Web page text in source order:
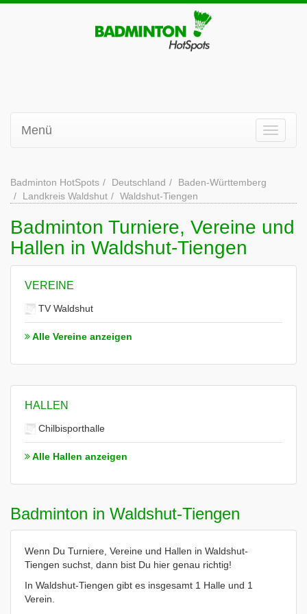
Menü
Badminton HotSpots Deutschland
Baden-Württemberg
Landkreis Waldshut
Waldshut-Tiengen
Badminton Turniere, Vereine und
Hallen in Waldshut-Tiengen
VEREINE
TV Waldshut
Alle Vereine anzeigen
HALLEN
Chilbisporthalle
Alle Hallen anzeigen
Badminton in Waldshut-Tiengen
Wenn Du Turniere, Vereine und Hallen in Waldshut-
Tiengen suchst, dann bist Du hier genau richtig!
In Waldshut-Tiengen gibt es insgesamt 1 Halle und 1
Verein.